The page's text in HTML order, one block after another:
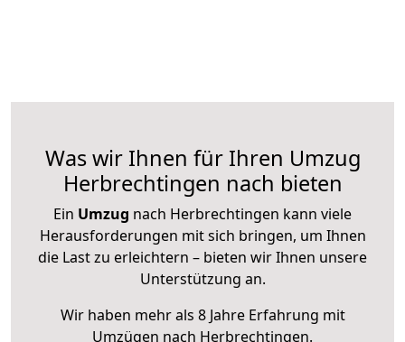
Was wir Ihnen für Ihren Umzug
Herbrechtingen nach bieten
Ein Umzug nach Herbrechtingen kann viele
Herausforderungen mit sich bringen, um Ihnen
die Last zu erleichtern – bieten wir Ihnen unsere
Unterstützung an.
Wir haben mehr als 8 Jahre Erfahrung mit
Umzügen nach Herbrechtingen.